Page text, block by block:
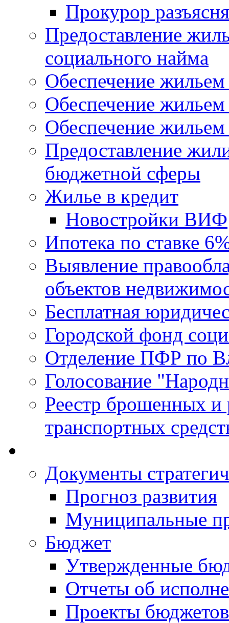
Прокурор
Предоставление
социального найма
Обеспечение
Обеспечение
Обеспечение жильем
Предоставление
бюджетной сферы
Жилье в кредит
Новостройки ВИФ
Ипотека по ставке
Выявление
объектов
Бесплатная
Городской фонд
Отделение ПФР по
Голосование
Реестр брошенных и
транспортных
Документы
Прогноз развития
Муниципальные
Бюджет
Утвержденные
Отчеты об
Проекты бюджетов